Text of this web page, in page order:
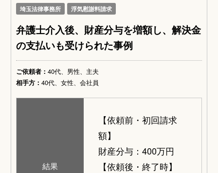
埼玉法律事務所 浮気慰謝料請求
弁護士介入後、財産分与を増額し、解決金
の支払いも受けられた事例
ご依頼者：40代、男性、主夫
相手方：40代、女性、会社員
結果
【依頼前・初回請求
額】
財産分与：400万円
【依頼後・終了時】